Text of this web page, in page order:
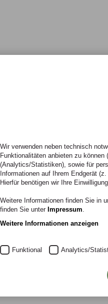
Bildung, Fachbereich
Wir verwenden neben technisch
Funktionalitäten anbieten zu
(Analytics/Statistiken), sowie für
Informationen auf Ihrem Endgerät
Hierfür benötigen wir Ihre
Weitere Informationen finden Sie in
finden Sie unter Impressum.
Weitere Informationen anzeigen
Funktional Analytics/